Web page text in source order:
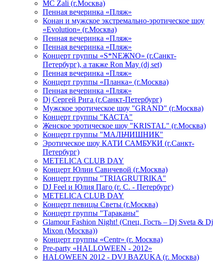
МС Zali (г.Москва)
Пенная вечеринка «Пляж»
Конан и мужское экстремально-эротическое шоу
«Evolution» (г.Москва)
Пенная вечеринка «Пляж»
Пенная вечеринка «Пляж»
Концерт группы «S*NEЖNO» (г.Санкт-
Петербург), а также Ron May (dj set)
Пенная вечеринка «Пляж»
Концерт группы «Планка» (г.Москва)
Пенная вечеринка «Пляж»
Dj Сергей Рига (г.Санкт-Петербург)
Мужское эротическое шоу "GRAND" (г.Москва)
Концерт группы "КАСТА"
Женское эротическое шоу "KRISTAL" (г.Москва)
Концерт группы "МАЛЬЧИШНИК"
Эротическое шоу КАТИ САМБУКИ (г.Санкт-
Петербург)
METELICA CLUB DAY
Концерт Юлии Савичевой (г.Москва)
Концерт группы "TRIAGRUTRIKA"
DJ Feel и Юлия Паго (г. С. - Петербург)
METELICA CLUB DAY
Концерт певицы Светы (г.Москва)
Концерт группы "Тараканы"
Glamour Fashion Night! (Спец. Гость – Dj Sveta & Dj
Mixon (Москва))
Концерт группы «Centr» (г. Москва)
Pre-party «HALLOWEEN - 2012»
HALOWEEN 2012 - DVJ BAZUKA (г. Москва)